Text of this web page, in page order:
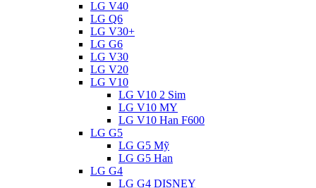
LG V40
LG Q6
LG V30+
LG G6
LG V30
LG V20
LG V10
LG V10 2 Sim
LG V10 MY
LG V10 Han F600
LG G5
LG G5 Mỹ
LG G5 Han
LG G4
LG G4 DISNEY